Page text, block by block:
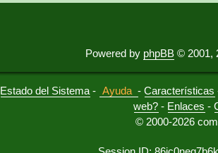
Powered by phpBB © 2001,
Estado del Sistema - Ayuda -Características
web? - Enlaces -
© 2000-2026